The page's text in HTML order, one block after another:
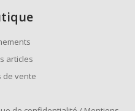
articles
de vente